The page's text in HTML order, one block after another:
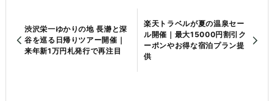
渋沢栄一ゆかりの地 長瀞と深
谷を巡る日帰りツアー開催｜
来年新1万円札発行で再注目
楽天トラベルが夏の温泉セー
ル開催｜最大15000円割引ク
ーポンやお得な宿泊プラン提
供